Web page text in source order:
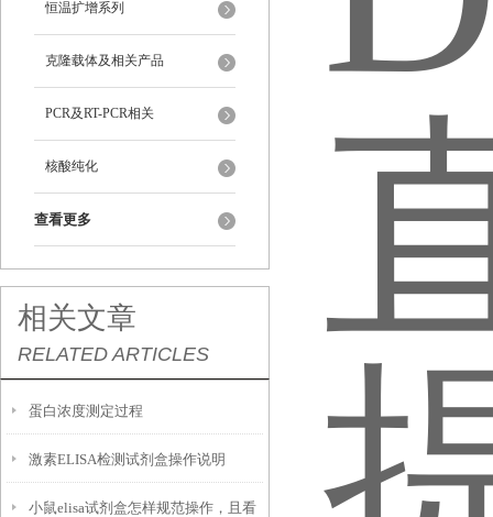
恒温扩增系列
克隆载体及相关产品
PCR及RT-PCR相关
核酸纯化
查看更多
相关文章
RELATED ARTICLES
蛋白浓度测定过程
激素ELISA检测试剂盒操作说明
小鼠elisa试剂盒怎样规范操作，且看